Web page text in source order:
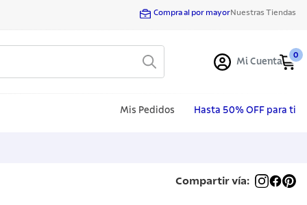
Compra al por mayorNuestras Tiendas
Mi Cuenta
0
Mis Pedidos Hasta 50% OFF para ti
Compartir vía: